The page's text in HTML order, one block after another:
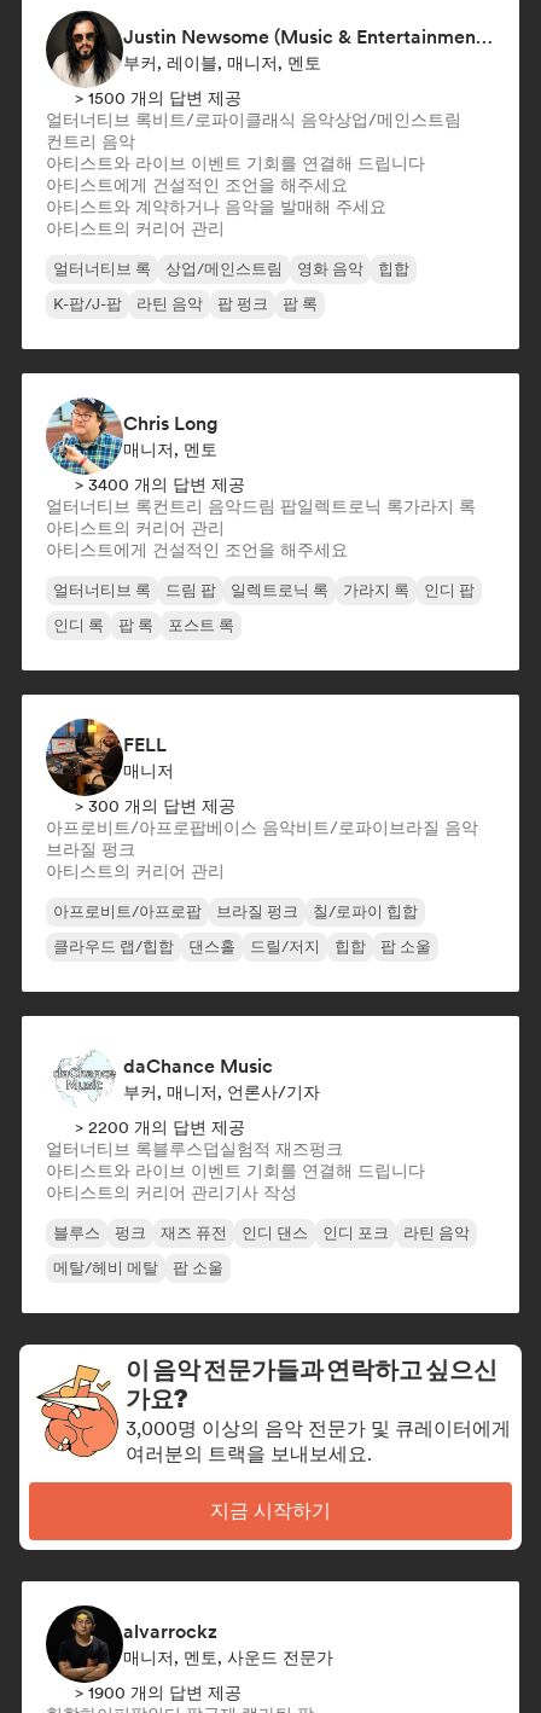
Justin Newsome (Music & Entertainment Executive | A&R, Artist Development & Partnerships | Applied AI & Systems Strategy)
부커, 레이블, 매니저, 멘토
> 1500 개의 답변 제공
얼터너티브 록비트/로파이클래식 음악상업/메인스트림
컨트리 음악
아티스트와 라이브 이벤트 기회를 연결해 드립니다
아티스트에게 건설적인 조언을 해주세요
아티스트와 계약하거나 음악을 발매해 주세요
아티스트의 커리어 관리
얼터너티브 록 상업/메인스트림 영화 음악
힙합
K-팝/J-팝
라틴 음악 팝 펑크 팝 록
Chris Long
매니저, 멘토
> 3400 개의 답변 제공
얼터너티브 록컨트리 음악드림 팝일렉트로닉 록가라지 록
아티스트의 커리어 관리
아티스트에게 건설적인 조언을 해주세요
얼터너티브 록 드림 팝 일렉트로닉 록 가라지 록
인디 팝
인디 록
팝 록 포스트 록
FELL
매니저
> 300 개의 답변 제공
아프로비트/아프로팝베이스 음악비트/로파이 브라질 음악
브라질 펑크
아티스트의 커리어 관리
아프로비트/아프로팝 브라질 펑크
칠/로파이 힙합
클라우드 랩/힙합
댄스홀 드릴/저지 힙합 팝 소울
daChance Music
부커, 매니저, 언론사/기자
> 2200 개의 답변 제공
얼터너티브 록블루스덥실험적 재즈펑크
아티스트와 라이브 이벤트 기회를 연결해 드립니다
아티스트의 커리어 관리기사 작성
블루스 펑크 재즈 퓨전 인디 댄스 인디 포크
라틴 음악
메탈/헤비 메탈
팝 소울
이 음악 전문가들과 연락하고 싶으신
가요?
3,000명 이상의 음악 전문가 및 큐레이터에게
여러분의 트랙을 보내보세요.
지금 시작하기
alvarrockz
매니저, 멘토, 사운드 전문가
> 1900 개의 답변 제공